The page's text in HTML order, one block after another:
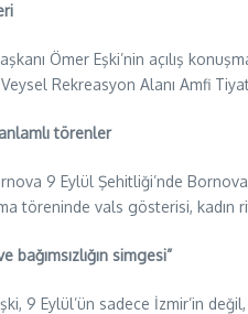
Ömer Eşki’nin açılış
Rekreasyon Alanı Amfi
törenler
9 Eylül Şehitliği’nde
töreninde vals gösterisi,
simgesi”
9 Eylül’ün sadece İzmir’in